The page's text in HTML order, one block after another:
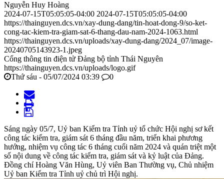
Nguyễn Huy Hoàng
2024-07-15T05:05:05-04:00 2024-07-15T05:05:05-04:00
https://thainguyen.dcs.vn/xay-dung-dang/tin-hoat-dong-9/so-ket-
cong-tac-kiem-tra-giam-sat-6-thang-dau-nam-2024-1063.html
https://thainguyen.dcs.vn/uploads/xay-dung-dang/2024_07/image-
20240705143923-1.jpeg
Cổng thông tin điện tử Đảng bộ tỉnh Thái Nguyên
https://thainguyen.dcs.vn/uploads/logo.gif
Thứ sáu - 05/07/2024 03:39
0
Sáng ngày 05/7, Uỷ ban Kiểm tra Tỉnh uỷ tổ chức Hội nghị sơ kết
công tác kiểm tra, giám sát 6 tháng đầu năm, triển khai phương
hướng, nhiệm vụ công tác 6 tháng cuối năm 2024 và quán triệt một
số nội dung về công tác kiểm tra, giám sát và kỷ luật của Đảng.
Đồng chí Hoàng Văn Hùng, Uỷ viên Ban Thường vụ, Chủ nhiệm
Uỷ ban Kiểm tra Tỉnh uỷ chủ trì Hội nghị.